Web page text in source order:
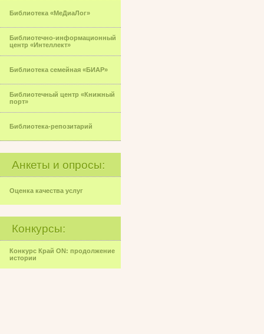
Библиотека «МеДиаЛог»
Библиотечно-информационный
центр «Интеллект»
Библиотека семейная «БИАР»
Библиотечный центр «Книжный
порт»
Библиотека-репозитарий
Анкеты и опросы:
Оценка качества услуг
Конкурсы:
Конкурс Край ON: продолжение
истории